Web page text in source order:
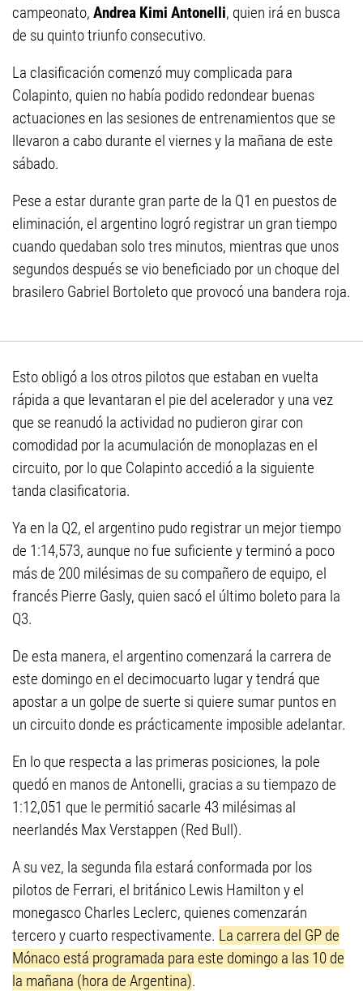
campeonato, Andrea Kimi Antonelli, quien irá en busca
de su quinto triunfo consecutivo.
La clasificación comenzó muy complicada para
Colapinto, quien no había podido redondear buenas
actuaciones en las sesiones de entrenamientos que se
llevaron a cabo durante el viernes y la mañana de este
sábado.
Pese a estar durante gran parte de la Q1 en puestos de
eliminación, el argentino logró registrar un gran tiempo
cuando quedaban solo tres minutos, mientras que unos
segundos después se vio beneficiado por un choque del
brasilero Gabriel Bortoleto que provocó una bandera roja.
Esto obligó a los otros pilotos que estaban en vuelta
rápida a que levantaran el pie del acelerador y una vez
que se reanudó la actividad no pudieron girar con
comodidad por la acumulación de monoplazas en el
circuito, por lo que Colapinto accedió a la siguiente
tanda clasificatoria.
Ya en la Q2, el argentino pudo registrar un mejor tiempo
de 1:14,573, aunque no fue suficiente y terminó a poco
más de 200 milésimas de su compañero de equipo, el
francés Pierre Gasly, quien sacó el último boleto para la
Q3.
De esta manera, el argentino comenzará la carrera de
este domingo en el decimocuarto lugar y tendrá que
apostar a un golpe de suerte si quiere sumar puntos en
un circuito donde es prácticamente imposible adelantar.
En lo que respecta a las primeras posiciones, la pole
quedó en manos de Antonelli, gracias a su tiempazo de
1:12,051 que le permitió sacarle 43 milésimas al
neerlandés Max Verstappen (Red Bull).
A su vez, la segunda fila estará conformada por los
pilotos de Ferrari, el británico Lewis Hamilton y el
monegasco Charles Leclerc, quienes comenzarán
tercero y cuarto respectivamente. La carrera del GP de
Mónaco está programada para este domingo a las 10 de
la mañana (hora de Argentina).